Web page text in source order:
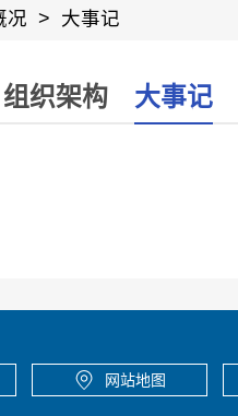
况 > 大事记
组织架构 大事记
网站地图